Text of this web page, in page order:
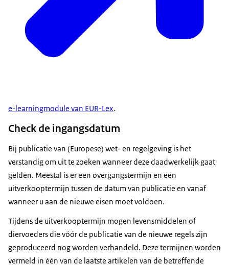
e-learningmodule van EUR-Lex.
Check de ingangsdatum
Bij publicatie van (Europese) wet- en regelgeving is het
verstandig om uit te zoeken wanneer deze daadwerkelijk gaat
gelden. Meestal is er een overgangstermijn en een
uitverkooptermijn tussen de datum van publicatie en vanaf
wanneer u aan de nieuwe eisen moet voldoen.
Tijdens de uitverkooptermijn mogen levensmiddelen of
diervoeders die vóór de publicatie van de nieuwe regels zijn
geproduceerd nog worden verhandeld. Deze termijnen worden
vermeld in één van de laatste artikelen van de betreffende